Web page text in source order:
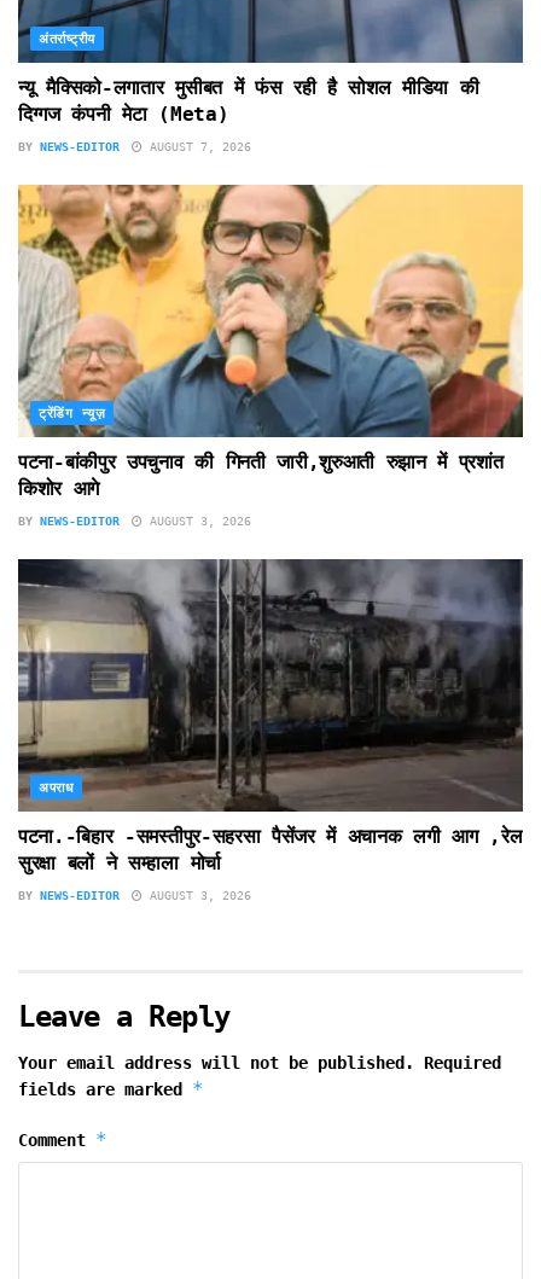
अंतर्राष्ट्रीय
न्यू मैक्सिको-लगातार मुसीबत में फंस रही है सोशल मीडिया की
दिग्गज कंपनी मेटा (Meta)
BY NEWS-EDITOR AUGUST 7, 2026
ट्रेंडिंग न्यूज़
पटना-बांकीपुर उपचुनाव की गिनती जारी,शुरुआती रुझान में प्रशांत
किशोर आगे
BY NEWS-EDITOR AUGUST 3, 2026
अपराध
पटना.-बिहार -समस्तीपुर-सहरसा पैसेंजर में अचानक लगी आग ,रेल
सुरक्षा बलों ने सम्हाला मोर्चा
BY NEWS-EDITOR AUGUST 3, 2026
Leave a Reply
Your email address will not be published.
Required
fields are marked *
Comment *